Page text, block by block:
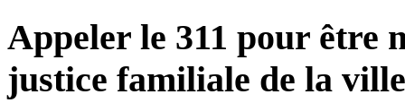
Appeler le 311 pour être
justice familiale de la